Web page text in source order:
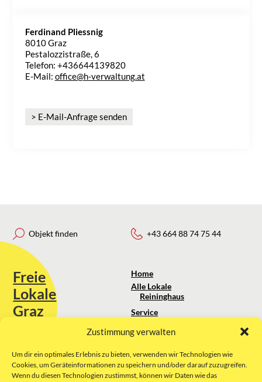
Zustimmung verwalten
Um dir ein optimales Erlebnis zu bieten, verwenden wir Technologien wie
Cookies, um Geräteinformationen zu speichern und/oder darauf zuzugreifen.
Wenn du diesen Technologien zustimmst, können wir Daten wie das
Ferdinand Pliessnig
8010 Graz
Pestalozzistraße, 6
Telefon: +436644139820
E-Mail: office@h-verwaltung.at
> E-Mail-Anfrage senden
Objekt finden
Freie
Lokale
Graz
Sie erreichen uns unter:
kontakt@freielokale-graz.at
Website by Rubikon Werbeagentur
+43 664 88 74 75 44
Home
Alle Lokale
Reininghaus
Service
Über uns
Impressum
AGB